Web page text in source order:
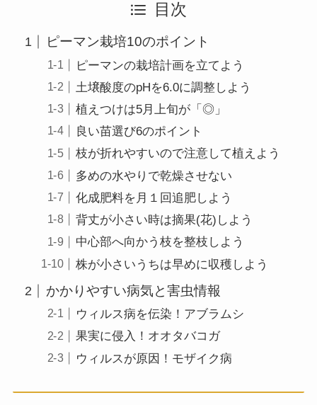
目次
ピーマン栽培10のポイント
ピーマンの栽培計画を立てよう
土壌酸度のpHを6.0に調整しよう
植えつけは5月上旬が「◎」
良い苗選び6のポイント
枝が折れやすいので注意して植えよう
多めの水やりで乾燥させない
化成肥料を月１回追肥しよう
背丈が小さい時は摘果(花)しよう
中心部へ向かう枝を整枝しよう
株が小さいうちは早めに収穫しよう
かかりやすい病気と害虫情報
ウィルス病を伝染！アブラムシ
果実に侵入！オオタバコガ
ウィルスが原因！モザイク病